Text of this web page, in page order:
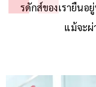
รดักส์ของเรายืนอ
แม้จะผ่